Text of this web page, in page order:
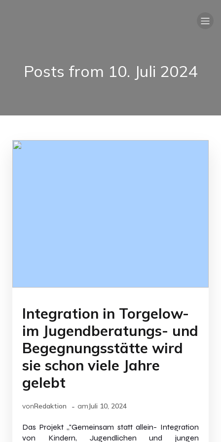
Posts from 10. Juli 2024
Integration in Torgelow-
im Jugendberatungs- und
Begegnungsstätte wird
sie schon viele Jahre
gelebt
vonRedaktion - amJuli 10, 2024
Das Projekt „"Gemeinsam statt allein- Integration
von Kindern, Jugendlichen und jungen